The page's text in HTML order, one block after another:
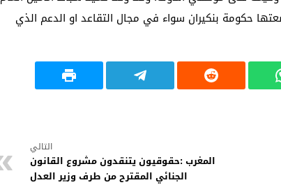
البيضاء، ومنظمة حقوقية تدخل على الخط لمؤازرتها
الإعدام الخامس في 2023
التنفيذي الجديد
فنون الأطلس بسبب تدوينة
حكومة بنكيران سواء في مجال التقاعد او الدعم الذي
التالي
المغرب :حقوقيون يتنقدون مشروع القانون
الجنائي المقترح من طرف وزير العدل